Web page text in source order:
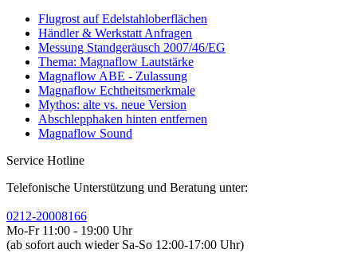
Flugrost auf Edelstahloberflächen
Händler & Werkstatt Anfragen
Messung Standgeräusch 2007/46/EG
Thema: Magnaflow Lautstärke
Magnaflow ABE - Zulassung
Magnaflow Echtheitsmerkmale
Mythos: alte vs. neue Version
Abschlepphaken hinten entfernen
Magnaflow Sound
Service Hotline
Telefonische Unterstützung und Beratung unter:
0212-20008166
Mo-Fr 11:00 - 19:00 Uhr
(ab sofort auch wieder Sa-So 12:00-17:00 Uhr)